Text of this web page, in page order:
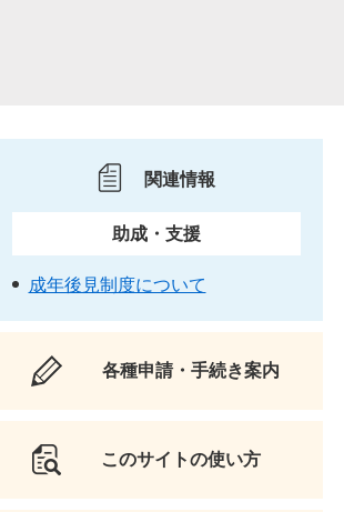
関連情報
助成・支援
成年後見制度について
各種申請・手続き案内
このサイトの使い方